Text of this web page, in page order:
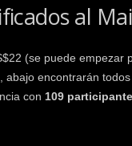
al
(se puede empezar
abajo encontrarán
con 109